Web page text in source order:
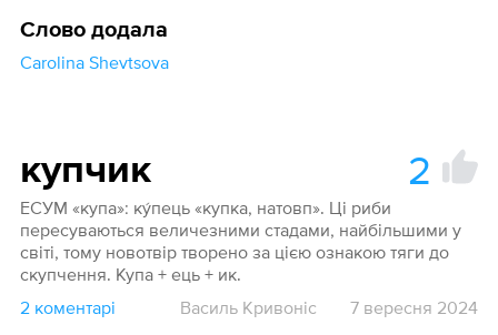
Слово додала
Carolina Shevtsova
купчик 2
ЕСУМ «купа»: ку́пець «купка, натовп». Ці риби
пересуваються величезними стадами, найбільшими у
світі, тому новотвір творено за цією ознакою тяги до
скупчення. Купа + ець + ик.
2 коментарі
Василь Кривоніс 7 вересня 2024